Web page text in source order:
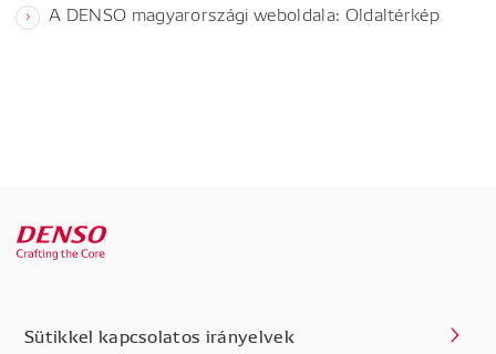
A DENSO magyarországi weboldala: Oldaltérkép
Sütikkel kapcsolatos irányelvek